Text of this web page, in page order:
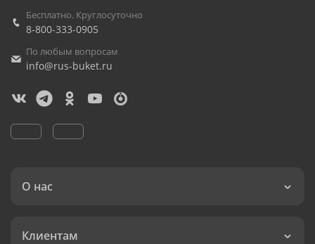
Бесплатно. Круглосуточно
8-800-333-0905
По любым вопросам
info@rus-buket.ru
О нас
Клиентам